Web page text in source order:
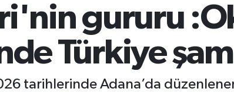
gururu
Türkiye
tarihlerinde Adana’da